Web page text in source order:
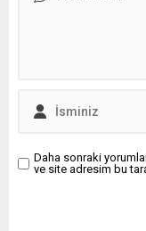
Daha sonraki
ve site adresim bu